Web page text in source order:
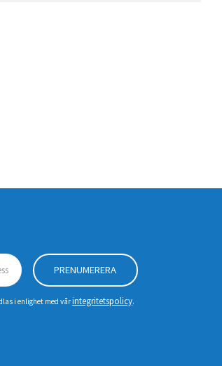
PRENUMERERA
i enlighet med vårintegritetspolicy.